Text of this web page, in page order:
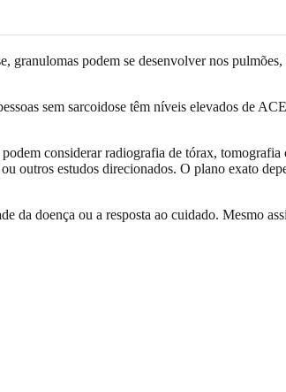
granulomas podem se desenvolver nos
sem sarcoidose têm níveis elevados de
considerar radiografia de tórax, tomografia
outros estudos direcionados. O plano exato
da doença ou a resposta ao cuidado. Mesmo